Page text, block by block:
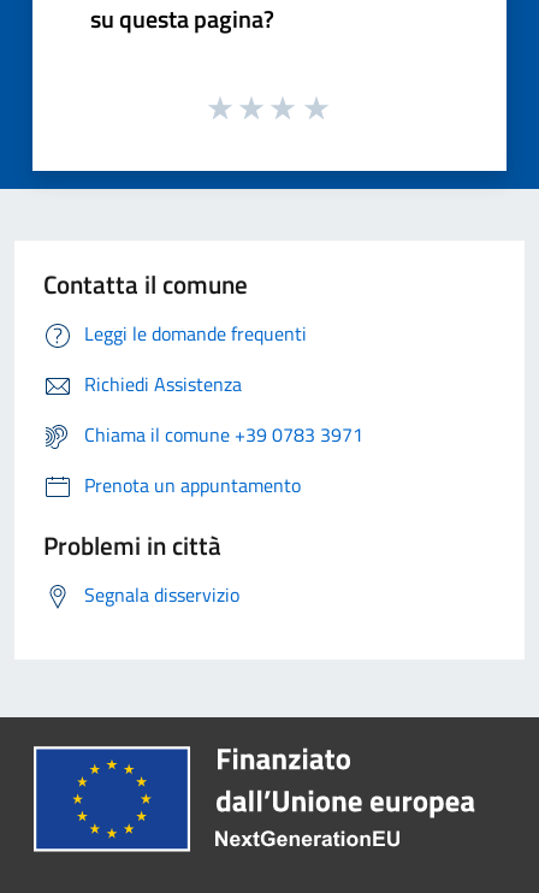
su questa pagina?
Contatta il comune
Leggi le domande frequenti
Richiedi Assistenza
Chiama il comune +39 0783 3971
Prenota un appuntamento
Problemi in città
Segnala disservizio